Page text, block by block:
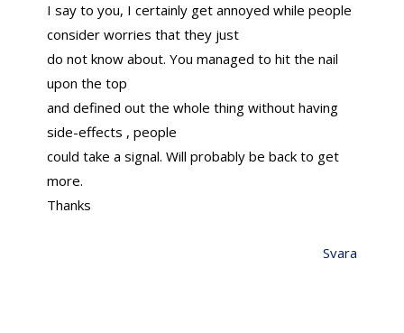
I say to you, I certainly get annoyed while people
consider worries that they just
do not know about. You managed to hit the nail
upon the top
and defined out the whole thing without having
side-effects , people
could take a signal. Will probably be back to get
more.
Thanks
Svara